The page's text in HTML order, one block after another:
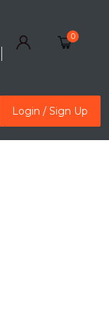
0
Login / Sign Up
Login / Sign Up